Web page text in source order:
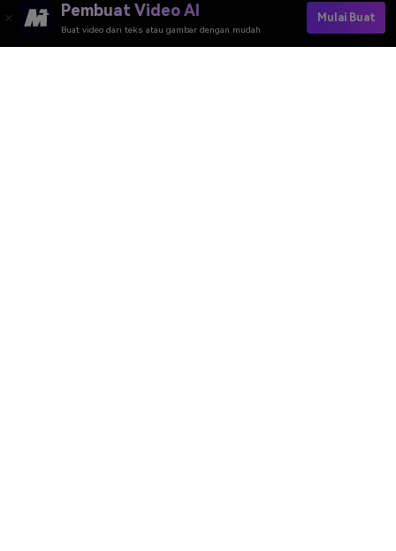
Pembuat Video AI
Buat video dari teks atau gambar dengan mudah
Mulai Buat